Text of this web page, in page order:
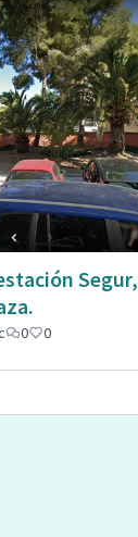
Segur,
0 0